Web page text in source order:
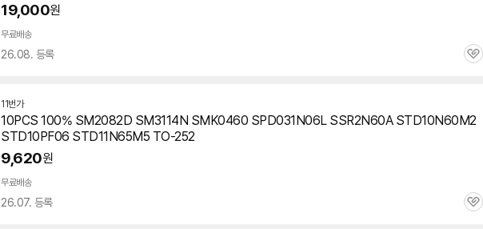
19,000원
무료배송
26.08. 등록
관
11번가
10PCS 100% SM2082D SM3114N SMK0460 SPD031N06L SSR2N60A STD10N60M2
STD10PF06 STD11N65M5 TO-252
9,620원
무료배송
26.07. 등록
관